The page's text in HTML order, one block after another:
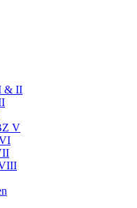
& II
V